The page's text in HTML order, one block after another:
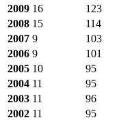
2009 16 123
2008 15 114
2007 9 103
2006 9 101
2005 10 95
2004 11 95
2003 11 96
2002 11 95